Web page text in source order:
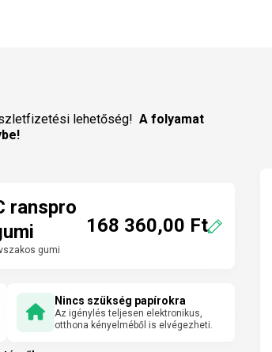
lehetőség! A folyamat
ranspro
gumi
168 360,00 Ft
Nincs szükség papírokra
Az igénylés teljesen elektronikus,
otthona kényelméből is elvégezheti.